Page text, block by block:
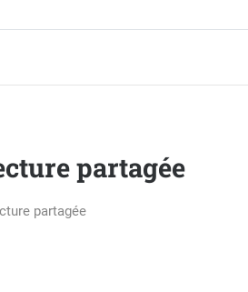
partagée
partagée